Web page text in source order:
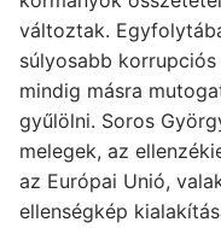
változtak.
súlyosabb
mindig másra
gyűlölni. Soros
melegek, az
az Európai Unió,
ellenségkép